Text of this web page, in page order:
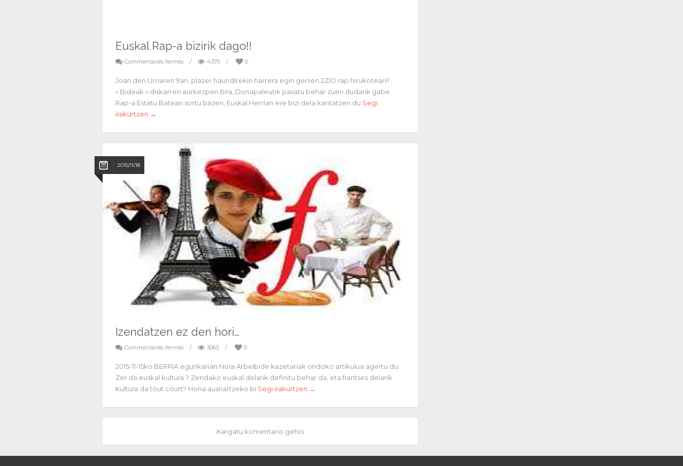
Euskal Rap-a bizirik dago!!
Commentaires fermés / 4370 / 0
Joan den Urriaren 9an, plazer haundirekin harrera egin genien 2ZIO rap hirukoteari!!
« Bideak » diskarren aurkezpen bira, Donapaleutik pasatu behar zuen dudarik gabe.
Rap-a Estatu Batean sortu bazen, Euskal Herrian ere bizi dela kantatzen du Segi
irakurtzen →
2015/11/18
Izendatzen ez den hori…
Commentaires fermés / 3065 / 0
2015-11-15ko BERRIA egunkarian Nora Arbelbide kazetariak ondoko artikulua agertu du.
Zer da euskal kultura ? Zendako euskal delarik definitu behar da, eta frantses delarik
Kultura da tout court? Hona ausnartzeko bi Segi irakurtzen →
Kargatu komentario gehio